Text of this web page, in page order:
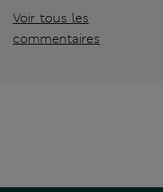
Voir tous les
commentaires